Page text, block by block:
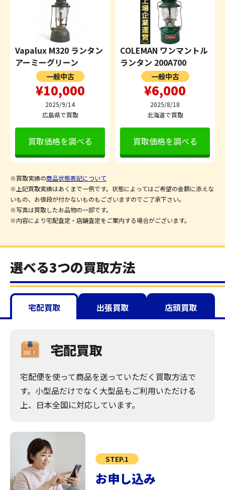
Vapalux M320 ランタン
アーミーグリーン
一般中古
¥10,000
2025/9/14
広島県で買取
買取価格を調べる
COLEMAN ワンマントル
ランタン 200A700
一般中古
¥6,000
2025/8/18
北海道で買取
買取価格を調べる
※買取実績の商品状態表記について
※上記買取実績はあくまで一例です。状態によってはご希望の金額に添えな
いもの、お値段が付かないものもございますのでご了承下さい。
※写真は買取したお品物の一部です。
※内容により宅配査定・店舗査定をご案内する場合がございます。
選べる3つの買取方法
宅配買取 出張買取 店頭買取
宅配買取
宅配便を使って商品を送っていただく買取方法で
す。小型品だけでなく大型品もご利用いただける
上、日本全国に対応しています。
STEP.1
お申し込み